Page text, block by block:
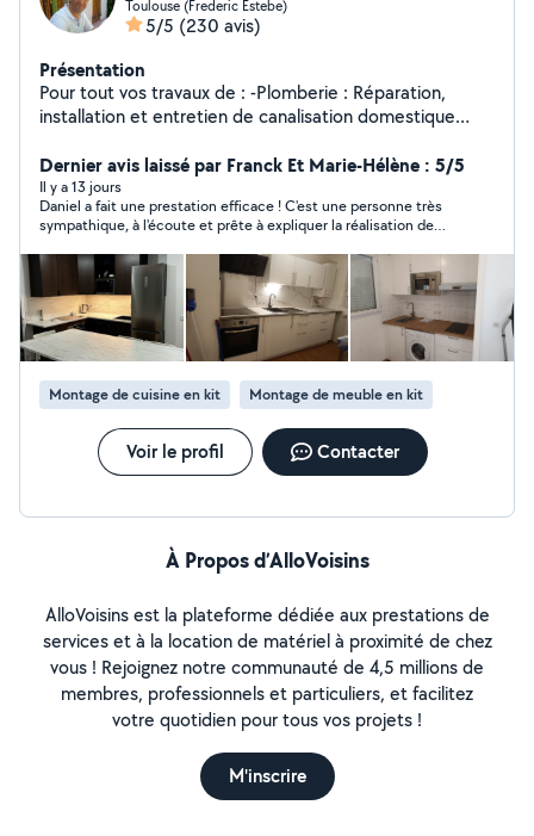
Toulouse (Frederic Estebe)
5/5 (230 avis)
Présentation
Pour tout vos travaux de : -Plomberie : Réparation,
installation et entretien de canalisation domestique
dépannage des réseaux et équipements électriques
domestiques, pose chauffage, rénovation électrique. -
Menuiserie : Changer des serrures, changer des
crémones, changer des ensemble de béquille, changer
des barillet de porte(canon/cylindre), montage et
démontage de différents types de meubles (armoire,
meuble de cuisine, dressings...), aménagement de
cuisine.... -Petits travaux de maçonnerie. -Manutention. -
Installation d'antenne TV et satellite. -Solution de
connexion internet domestique. -Changer, installer et
mise en marche du matériel électroménager. -Installer
des tringles à rideaux. -Peinture Devis gratuit. Je vous
propose un travail soigné
Dernier avis laissé par Franck Et Marie-Hélène : 5/5
Il y a 13 jours
Daniel a fait une prestation efficace ! C'est une personne très
sympathique, à l'écoute et prête à expliquer la réalisation de
et n'hésiterons pas à faire appel souvent à lui ! Bonne
continuation ! Marie-Hélène et Franck
Montage de cuisine en kit Montage de meuble en kit
Voir le profil Contacter
À Propos d’AlloVoisins
AlloVoisins est la plateforme dédiée aux prestations de
services et à la location de matériel à proximité de chez
vous ! Rejoignez notre communauté de 4,5 millions de
membres, professionnels et particuliers, et facilitez
votre quotidien pour tous vos projets !
M'inscrire